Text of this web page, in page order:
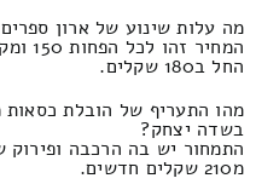
מה עלות שינוע של ארון
החל ב180 שקלים.
מהו התעריף של הובלת
בשדה יצחק?
התמחור יש בה הרכבה
מ210 שקלים חדשים.